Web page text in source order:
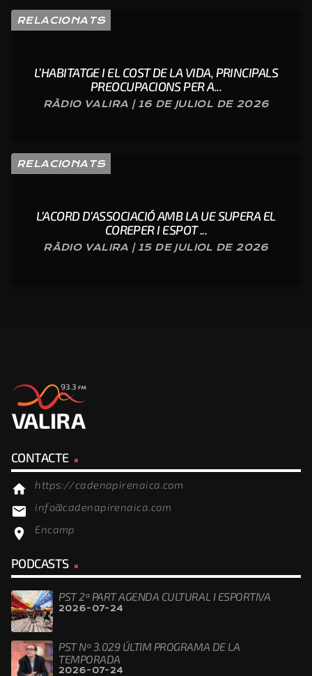
RELACIONATS
L’HABITATGE I EL COST DE LA VIDA, PRINCIPALS
PREOCUPACIONS PER A...
RÀDIO VALIRA | 16 DE JULIOL DE 2026
RELACIONATS
L’ACORD D’ASSOCIACIÓ AMB LA UE SUPERA EL
COREPER I ESPOT ...
RÀDIO VALIRA | 15 DE JULIOL DE 2026
CONTACTE
home https://cadenapirenaica.com
email info@cadenapirenaica.com
location_on Encamp
PODCASTS
PST 2ª PART AGENDA CULTURAL I ESPORTIVA
2026-07-24
PST Nº 3.029 ÚLTIM PROGRAMA DE LA
TEMPORADA
2026-07-24